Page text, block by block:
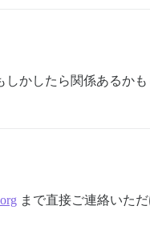
しかしたら関係あるかも
まで直接ご連絡いただ